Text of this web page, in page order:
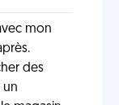
mon
des
un